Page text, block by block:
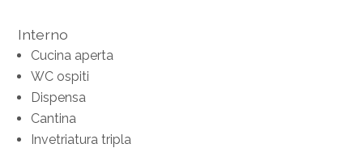
Interno
Cucina aperta
WC ospiti
Dispensa
Cantina
Invetriatura tripla